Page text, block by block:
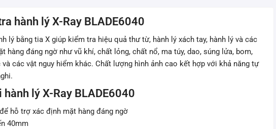
hành lý X-Ray BLADE6040
lý bằng tia X giúp kiểm tra hiệu quả thư từ, hành lý xách tay, hành lý và các
hàng đáng ngờ như vũ khí, chất lỏng, chất nổ, ma túy, dao, súng lửa, bom,
các vật nguy hiểm khác. Chất lượng hình ảnh cao kết hợp với khả năng tự
lý X-Ray BLADE6040
hỗ trợ xác định mặt hàng đáng ngờ
40mm